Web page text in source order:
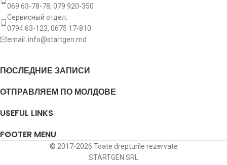
069 63-78-78, 079 920-350
Сервисный отдел:
0794 63-123, 0675 17-810
email: info@startgen.md
ПОСЛЕДНИЕ ЗАПИСИ
ОТПРАВЛЯЕМ ПО МОЛДОВЕ
USEFUL LINKS
FOOTER MENU
© 2017-2026 Toate drepturile rezervate
STARTGEN SRL